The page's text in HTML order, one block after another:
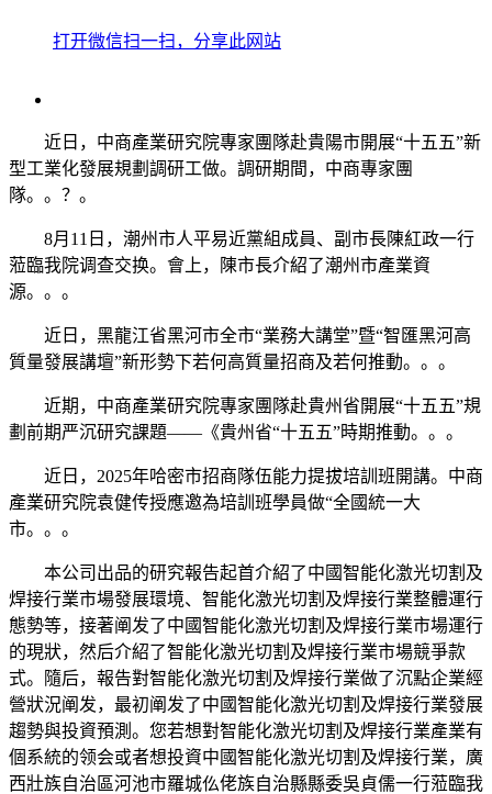
打开微信扫一扫，分享此网站
近日，中商產業研究院專家團隊赴貴陽市開展“十五五”新
型工業化發展規劃調研工做。調研期間，中商專家團
隊。。？。
8月11日，潮州市人平易近黨組成員、副市長陳紅政一行
蒞臨我院调查交换。會上，陳市長介紹了潮州市產業資
源。。。
近日，黑龍江省黑河市全市“業務大講堂”暨“智匯黑河高
質量發展講壇”新形勢下若何高質量招商及若何推動。。。
近期，中商產業研究院專家團隊赴貴州省開展“十五五”規
劃前期严沉研究課題——《貴州省“十五五”時期推動。。。
近日，2025年哈密市招商隊伍能力提拔培訓班開講。中商
產業研究院袁健传授應邀為培訓班學員做“全國統一大
市。。。
本公司出品的研究報告起首介紹了中國智能化激光切割及
焊接行業市場發展環境、智能化激光切割及焊接行業整體運行
態勢等，接著阐发了中國智能化激光切割及焊接行業市場運行
的現狀，然后介紹了智能化激光切割及焊接行業市場競爭款
式。隨后，報告對智能化激光切割及焊接行業做了沉點企業經
營狀況阐发，最初阐发了中國智能化激光切割及焊接行業發展
趨勢與投資預測。您若想對智能化激光切割及焊接行業產業有
個系統的领会或者想投資中國智能化激光切割及焊接行業，廣
西壯族自治區河池市羅城仫佬族自治縣縣委吳貞儒一行蒞臨我